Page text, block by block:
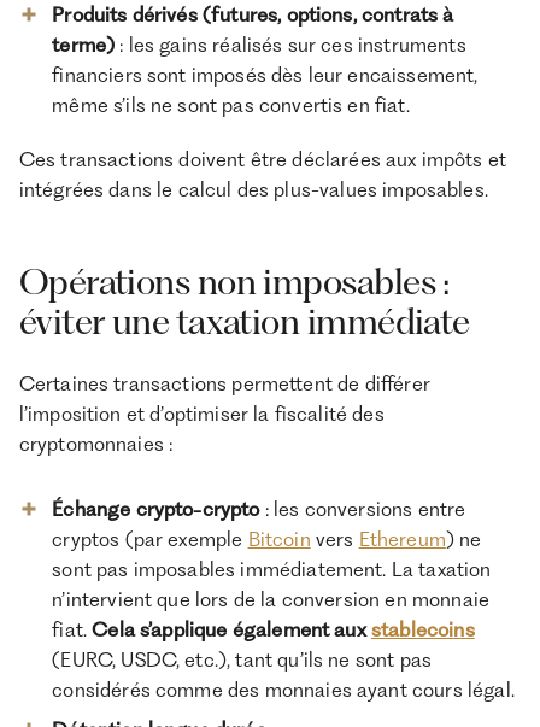
Produits dérivés (futures, options, contrats à
terme) : les gains réalisés sur ces instruments
financiers sont imposés dès leur encaissement,
même s’ils ne sont pas convertis en fiat.
Ces transactions doivent être déclarées aux impôts et
intégrées dans le calcul des plus-values imposables.
Opérations non imposables :
éviter une taxation immédiate
Certaines transactions permettent de différer
l’imposition et d’optimiser la fiscalité des
cryptomonnaies :
Échange crypto-crypto: les conversions entre
cryptos (par exemple Bitcoin vers Ethereum) ne
sont pas imposables immédiatement. La taxation
n’intervient que lors de la conversion en monnaie
fiat.Cela s’applique également auxstablecoins
(EURC, USDC, etc.), tant qu’ils ne sont pas
considérés comme des monnaies ayant cours légal.